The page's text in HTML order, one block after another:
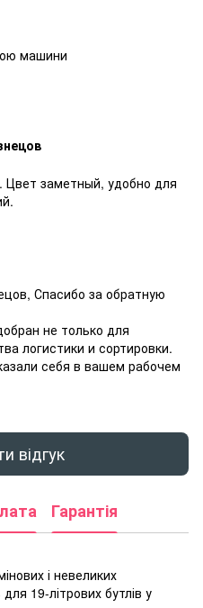
машини
заметный, удобно для
Спасибо за обратную
не только для
логистики и сортировки.
себя в вашем рабочем
відгук
Гарантія
і невеликих
19-літрових бутлів у